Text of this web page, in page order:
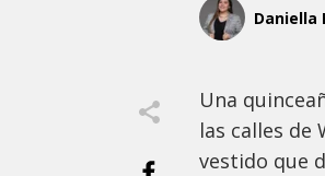
Daniella
Una
las calles de
vestido que